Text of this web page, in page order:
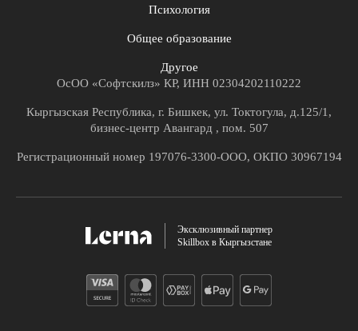
Психология
Общее образование
Другое
ОсОО «Софтскилз» КР, ИНН 02304202110222
Кыргызская Республика, г. Бишкек, ул. Токтогула, д.125/1,
бизнес-центр Авангард , пом. 507
Регистрационный номер 197076-3300-ООО, ОКПО 30967194
Эксклюзивный партнер
Skillbox в Кыргызстане